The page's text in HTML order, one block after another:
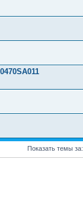
Показать темы за: